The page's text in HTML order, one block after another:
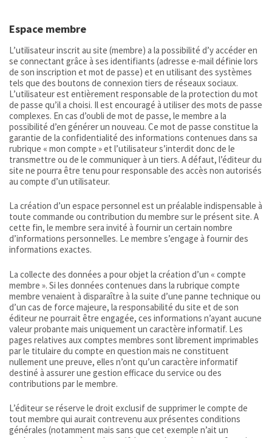
Espace membre
L’utilisateur inscrit au site (membre) a la possibilité d’y accéder en
se connectant grâce à ses identifiants (adresse e-mail définie lors
de son inscription et mot de passe) et en utilisant des systèmes
tels que des boutons de connexion tiers de réseaux sociaux.
L’utilisateur est entièrement responsable de la protection du mot
de passe qu’il a choisi. Il est encouragé à utiliser des mots de passe
complexes. En cas d’oubli de mot de passe, le membre a la
possibilité d’en générer un nouveau. Ce mot de passe constitue la
garantie de la confidentialité des informations contenues dans sa
rubrique « mon compte » et l’utilisateur s’interdit donc de le
transmettre ou de le communiquer à un tiers. A défaut, l’éditeur du
site ne pourra être tenu pour responsable des accès non autorisés
au compte d’un utilisateur.
La création d’un espace personnel est un préalable indispensable à
toute commande ou contribution du membre sur le présent site. A
cette fin, le membre sera invité à fournir un certain nombre
d’informations personnelles. Le membre s’engage à fournir des
informations exactes.
La collecte des données a pour objet la création d’un « compte
membre ». Si les données contenues dans la rubrique compte
membre venaient à disparaître à la suite d’une panne technique ou
d’un cas de force majeure, la responsabilité du site et de son
éditeur ne pourrait être engagée, ces informations n’ayant aucune
valeur probante mais uniquement un caractère informatif. Les
pages relatives aux comptes membres sont librement imprimables
par le titulaire du compte en question mais ne constituent
nullement une preuve, elles n’ont qu’un caractère informatif
destiné à assurer une gestion efficace du service ou des
contributions par le membre.
L’éditeur se réserve le droit exclusif de supprimer le compte de
tout membre qui aurait contrevenu aux présentes conditions
générales (notamment mais sans que cet exemple n’ait un